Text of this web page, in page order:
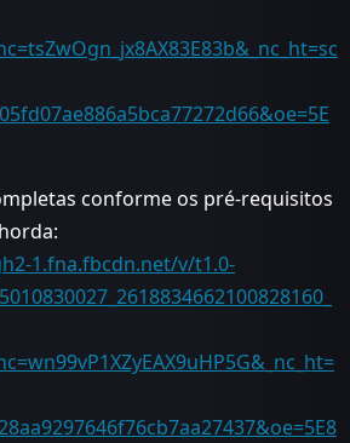
conforme os pré-requisitos
1.fna.fbcdn.net/v/t1.0-